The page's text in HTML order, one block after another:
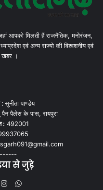
आपको मिलती हैं राजनैतिक, मनोरंजन,
एवं अन्य राज्यो की विश्वशनीय एवं
।
:सुनीता पाण्डेय
पैन पैलेस के पास, रायपुरा
: 492001
से जुड़े
WhatsApp